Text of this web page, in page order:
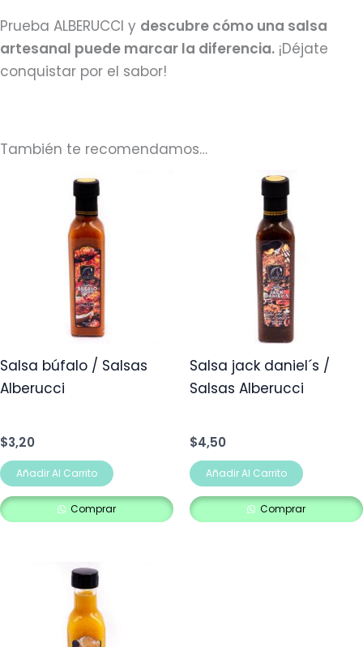
Prueba ALBERUCCI y descubre cómo una salsa
artesanal puede marcar la diferencia. ¡Déjate
conquistar por el sabor!
También te recomendamos…
Salsa búfalo / Salsas
Alberucci
$3,20
Añadir Al Carrito
Comprar
Salsa jack daniel´s /
Salsas Alberucci
$4,50
Añadir Al Carrito
Comprar